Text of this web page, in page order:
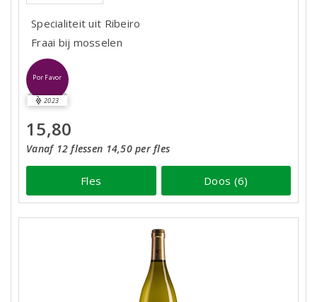
Specialiteit uit Ribeiro
Fraai bij mosselen
Por Favor
2023
15,80
Vanaf 12 flessen 14,50 per fles
Fles Doos (6)